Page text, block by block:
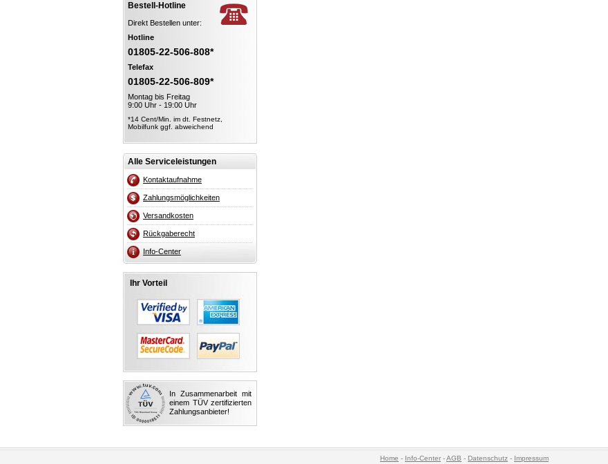
Bestell-Hotline
Direkt Bestellen unter:
Hotline
01805-22-506-808*
Telefax
01805-22-506-809*
Montag bis Freitag
9:00 Uhr - 19:00 Uhr
*14 Cent/Min. im dt. Festnetz,
Mobilfunk ggf. abweichend
Alle Serviceleistungen
Kontaktaufnahme
Zahlungsmöglichkeiten
Versandkosten
Rückgaberecht
Info-Center
Ihr Vorteil
In Zusammenarbeit mit
einem TÜV zertifizierten
Zahlungsanbieter!
Home - Info-Center -AGB - Datenschutz - Impressum